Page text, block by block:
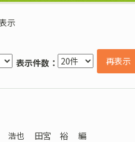
示
表示件数： 再表示
浩也 田宮 裕
編